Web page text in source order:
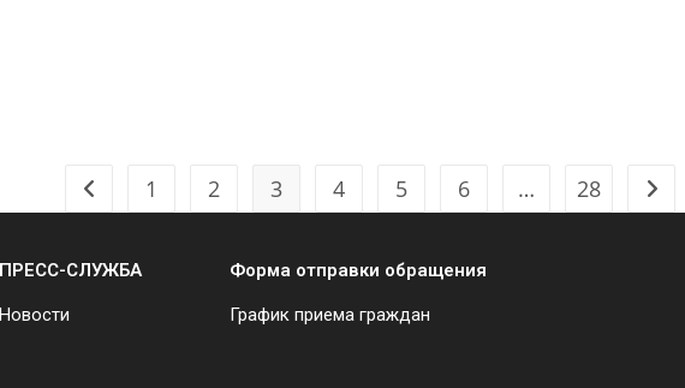
1 2 3 4 5 6 … 28
ПРЕСС-СЛУЖБА
Новости
Форма отправки обращения
График приема граждан